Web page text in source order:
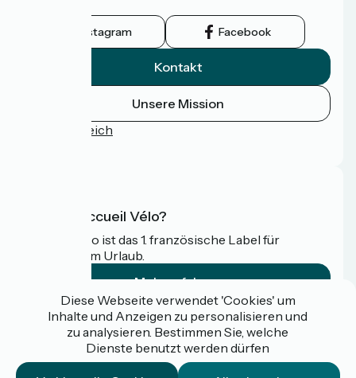
Instagram Facebook
Kontakt
Unsere Mission
Pressebereich
Was ist Accueil Vélo?
Accueil Vélo ist das 1. französische Label für
Radfahrer im Urlaub.
Mehr erfahren
Gefördert im Rahmen von Destination France
Diese Webseite verwendet 'Cookies' um
Inhalte und Anzeigen zu personalisieren und
zu analysieren. Bestimmen Sie, welche
Dienste benutzt werden dürfen